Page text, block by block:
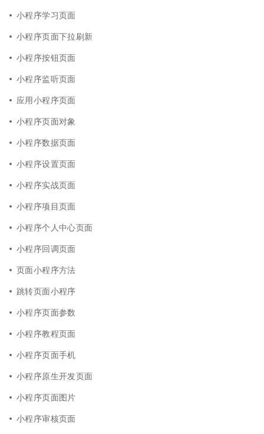
小程序学习页面
小程序页面下拉刷新
小程序按钮页面
小程序监听页面
应用小程序页面
小程序页面对象
小程序数据页面
小程序设置页面
小程序实战页面
小程序项目页面
小程序个人中心页面
小程序回调页面
页面小程序方法
跳转页面小程序
小程序页面参数
小程序教程页面
小程序页面手机
小程序原生开发页面
小程序页面图片
小程序审核页面